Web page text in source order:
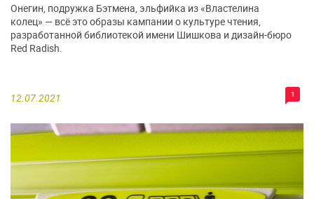
12.07.2021 1
Онегин, подружка Бэтмена, эльфийка из «Властелина
колец» — всё это образы кампании о культуре чтения,
разработанной библиотекой имени Шишкова и дизайн-бюро
Red Radish.